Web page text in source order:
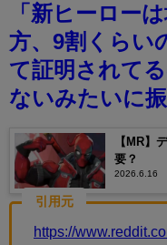
「新ヒーロー
方、9割くらい
て証明されて
ないみたいに
【MR】
要？
2026.6.16
引用元
https://